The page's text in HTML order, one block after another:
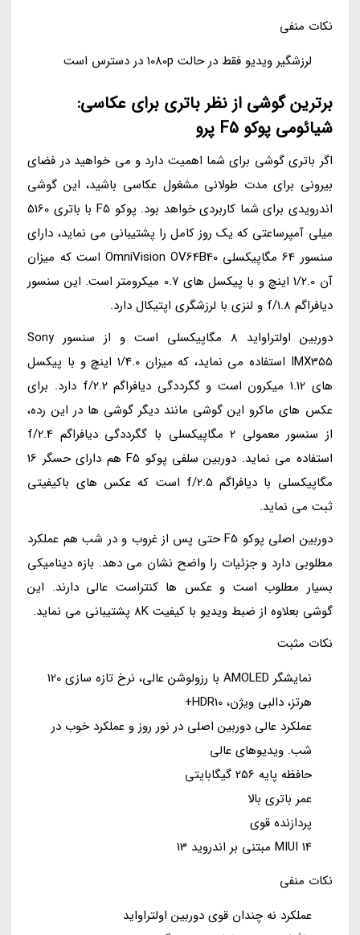
نکات منفی
لرزشگیر ویدیو فقط در حالت 1080p در دسترس است
برترین گوشی از نظر باتری برای عکاسی:
شیائومی پوکو F5 پرو
اگر باتری گوشی برای شما اهمیت دارد و می خواهید در فضای
بیرونی برای مدت طولانی مشغول عکاسی باشید، این گوشی
اندرویدی برای شما کاربردی خواهد بود. پوکو F5 با باتری 5160
میلی آمپرساعتی که یک روز کامل را پشتیبانی می نماید، دارای
سنسور 64 مگاپیکسلی OmniVision OV64B40 است که میزان
آن 1/2.0 اینچ و با پیکسل های 0.7 میکرومتر است. این سنسور
دیافراگم f/1.8 و لنزی با لرزشگری اپتیکال دارد.
دوربین اولتراواید 8 مگاپیکسلی است و از سنسور Sony
IMX355 استفاده می نماید، که میزان 1/4.0 اینچ و با پیکسل
های 1.12 میکرون است و گگرددگی دیافراگم f/2.2 دارد. برای
عکس های ماکرو این گوشی مانند دیگر گوشی ها در این رده،
از سنسور معمولی 2 مگاپیکسلی با گگرددگی دیافراگم f/2.4
استفاده می نماید. دوربین سلفی پوکو F5 هم دارای حسگر 16
مگاپیکسلی با دیافراگم f/2.5 است که عکس های باکیفیتی
ثبت می نماید.
دوربین اصلی پوکو F5 حتی پس از غروب و در شب هم عملکرد
مطلوبی دارد و جزئیات را واضح نشان می دهد. بازه دینامیکی
بسیار مطلوب است و عکس ها کنتراست عالی دارند. این
گوشی بعلاوه از ضبط ویدیو با کیفیت 8K پشتیبانی می نماید.
نکات مثبت
نمایشگر AMOLED با رزولوشن عالی، نرخ تازه سازی 120
هرتز، دالبی ویژن، HDR10+
عملکرد عالی دوربین اصلی در نور روز و عملکرد خوب در
شب. ویدیوهای عالی
حافظه پایه 256 گیگابایتی
عمر باتری بالا
پردازنده قوی
MIUI 14 مبتنی بر اندروید 13
نکات منفی
عملکرد نه چندان قوی دوربین اولتراواید